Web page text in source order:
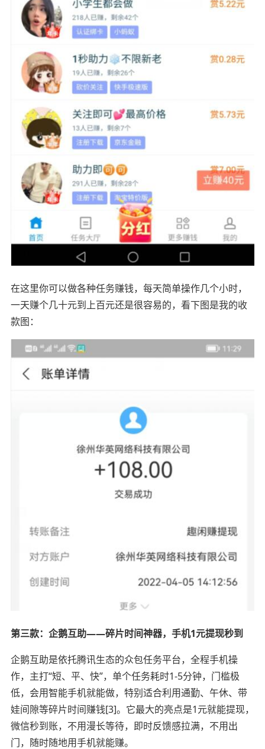
在这里你可以做各种任务赚钱，每天简单操作几个小时，
一天赚个几十元到上百元还是很容易的，看下图是我的收
款图：
第三款：企鹅互助——碎片时间神器，手机1元提现秒到
企鹅互助是依托腾讯生态的众包任务平台，全程手机操
作，主打“短、平、快”，单个任务耗时1-5分钟，门槛极
低，会用智能手机就能做，特别适合利用通勤、午休、带
娃间隙等碎片时间赚钱[3]。它最大的亮点是1元就能提现，
微信秒到账，不用漫长等待，即时反馈感拉满，不用出
门，随时随地用手机就能赚。